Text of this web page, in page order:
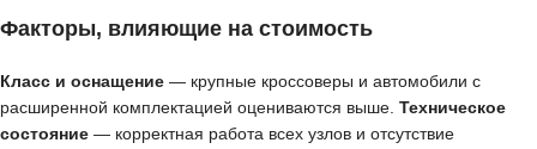
Факторы, влияющие на стоимость
Класс и оснащение — крупные кроссоверы и автомобили с
расширенной комплектацией оцениваются выше. Техническое
состояние — корректная работа всех узлов и отсутствие